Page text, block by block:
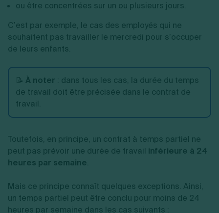
ou être concentrées sur un ou plusieurs jours.
C’est par exemple, le cas des employés qui ne
souhaitent pas travailler le mercredi pour s’occuper
de leurs enfants.
📝 À noter : dans tous les cas, la durée du temps
de travail doit être précisée dans le contrat de
travail.
Toutefois, en principe, un contrat à temps partiel ne
peut pas prévoir une durée de travail inférieure à 24
heures par semaine.
Mais ce principe connaît quelques exceptions. Ainsi,
un temps partiel peut être conclu pour moins de 24
heures par semaine dans les cas suivants :